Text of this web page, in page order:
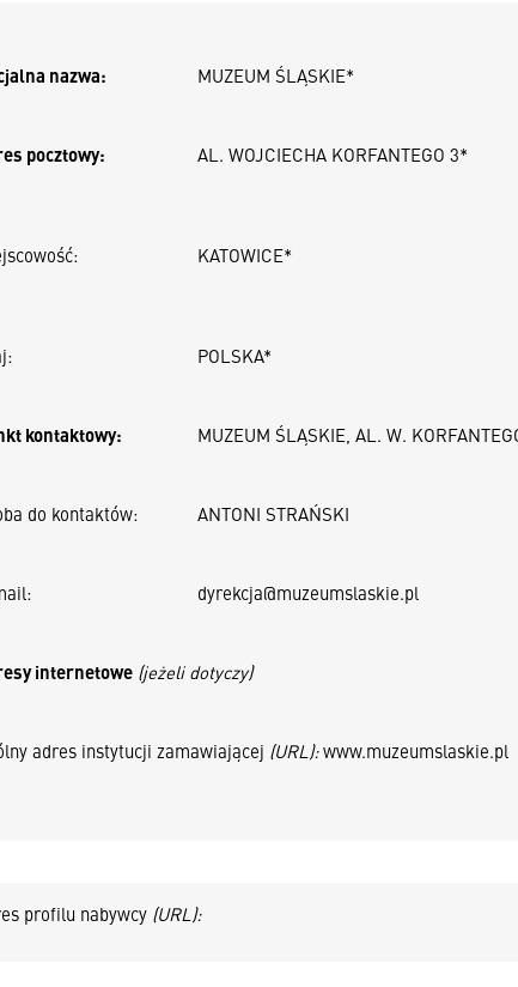
nazwa: MUZEUM ŚLĄSKIE*
pocztowy: AL. WOJCIECHA KORFANTEGO 3*
KATOWICE*
POLSKA*
kontaktowy: MUZEUM ŚLĄSKIE, AL. W.
do kontaktów: ANTONI STRAŃSKI
dyrekcja@muzeumslaskie.pl
internetowe (jeżeli dotyczy)
adres instytucji zamawiającej (URL):www.muzeumslaskie.pl
profilu nabywcy (URL):